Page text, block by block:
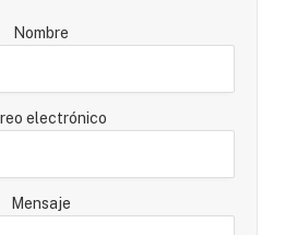
Nombre
electrónico
Mensaje